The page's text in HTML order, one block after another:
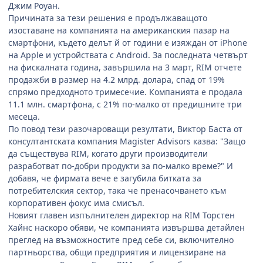
Джим Роуан.
Причината за тези решения е продължаващото
изоставане на компанията на американския пазар на
смартфони, където делът й от години е изяждан от iPhone
на Apple и устройствата с Android. За последната четвърт
на фискалната година, завършила на 3 март, RIM отчете
продажби в размер на 4.2 млрд. долара, спад от 19%
спрямо предходното тримесечие. Компанията е продала
11.1 млн. смартфона, с 21% по-малко от предишните три
месеца.
По повод тези разочароващи резултати, Виктор Баста от
консултантската компания Magister Advisors казва: "Защо
да съществува RIM, когато други производители
разработват по-добри продукти за по-малко време?" И
добавя, че фирмата вече е загубила битката за
потребителския сектор, така че пренасочването към
корпоративен фокус има смисъл.
Новият главен изпълнителен директор на RIM Торстен
Хайнс наскоро обяви, че компанията извършва детайлен
преглед на възможностите пред себе си, включително
партньорства, общи предприятия и лицензиране на